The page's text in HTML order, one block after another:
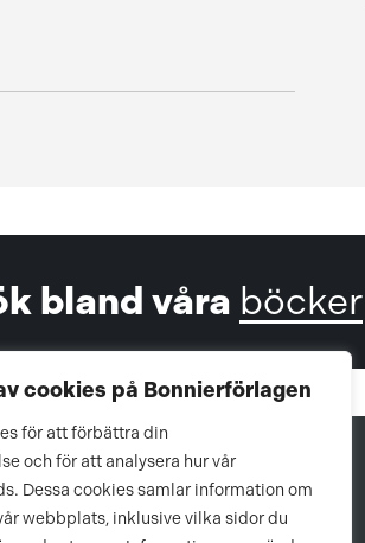
cookies på Bonnierförlagen
för att förbättra din
och för att analysera hur vår
Dessa cookies samlar information om
webbplats, inklusive vilka sidor du
bland våra böcker